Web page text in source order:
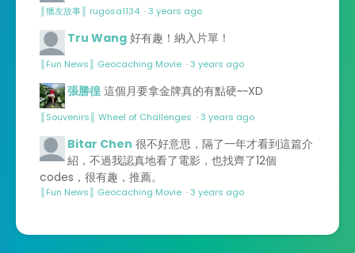
║獵友故事║ rugosa1134 ·3 years ago
Tru Wang 好有趣！納入片單！
║Fun News║ Geocaching Movie ·3 years ago
張勝徨 這個月要拿金牌真的有點硬~~XD
║Souvenirs║ Wheel of Challenges ·3 years ago
Bitar Chen 很不好意思，隔了一年才看到這篇介
紹，不過我認真地看了電影，也找齊了12個
codes，很有趣，推薦。
║Fun News║ Geocaching Movie ·3 years ago